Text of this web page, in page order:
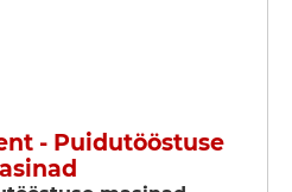
- Puidutööstuse